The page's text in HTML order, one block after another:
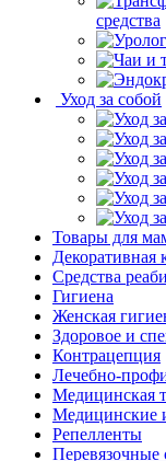
средства
Уход за собой
Товары для
Декоративная
Средства
Гигиена
Женская
Здоровое и
Контрацепция
Лечебно-
Медицинская
Медицинские
Репелленты
Перевязочные